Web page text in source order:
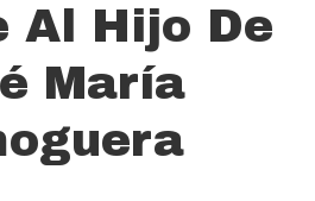
Al Hijo De
María